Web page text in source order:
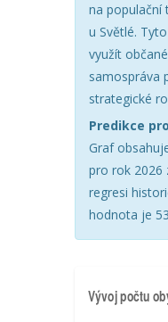
na populační
u Světlé.
využít
samospráva
strategické
Predikce
Graf
pro rok 2026
regresi
hodnota je